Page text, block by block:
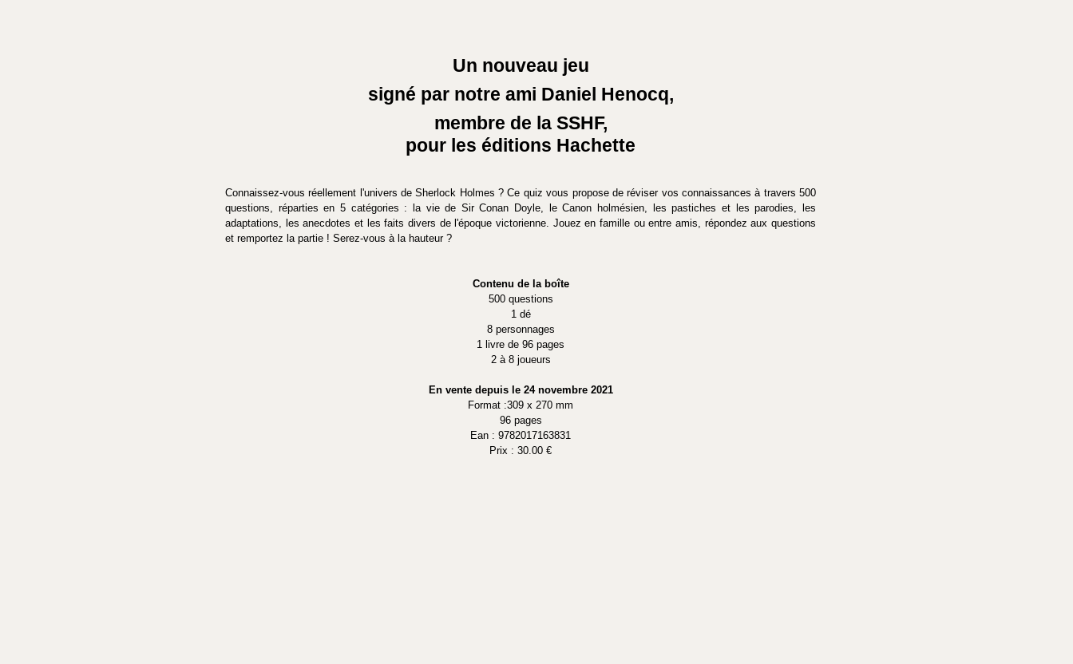
Un nouveau jeu
signé par notre ami Daniel Henocq,
membre de la SSHF,
pour les éditions Hachette
Connaissez-vous réellement l'univers de Sherlock Holmes ? Ce quiz vous propose de réviser vos connaissances à travers 500
questions, réparties en 5 catégories : la vie de Sir Conan Doyle, le Canon holmésien, les pastiches et les parodies, les
adaptations, les anecdotes et les faits divers de l'époque victorienne. Jouez en famille ou entre amis, répondez aux questions
et remportez la partie ! Serez-vous à la hauteur ?
Contenu de la boîte
500 questions
1 dé
8 personnages
1 livre de 96 pages
2 à 8 joueurs
En vente depuis le 24 novembre 2021
Format :309 x 270 mm
96 pages
Ean : 9782017163831
Prix : 30.00 €